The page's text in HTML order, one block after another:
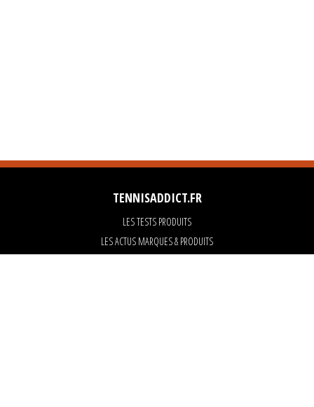
TENNISADDICT.FR
LES TESTS PRODUITS
LES ACTUS MARQUES & PRODUITS